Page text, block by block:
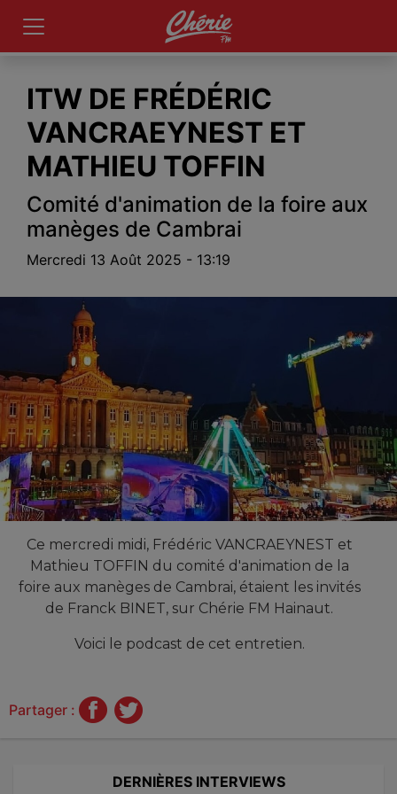
ITW DE FRÉDÉRIC
VANCRAEYNEST ET
MATHIEU TOFFIN
Comité d'animation de la foire aux
manèges de Cambrai
Mercredi 13 Août 2025 - 13:19
Ce mercredi midi, Frédéric VANCRAEYNEST et
Mathieu TOFFIN du comité d'animation de la
foire aux manèges de Cambrai, étaient les invités
de Franck BINET, sur Chérie FM Hainaut.
Voici le podcast de cet entretien.
Partager :
DERNIÈRES INTERVIEWS